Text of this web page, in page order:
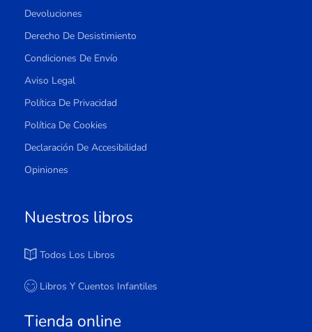
Devoluciones
Derecho De Desistimiento
Condiciones De Envío
Aviso Legal
Política De Privacidad
Política De Cookies
Declaración De Accesibilidad
Opiniones
Nuestros libros
Todos Los Libros
Libros Y Cuentos Infantiles
Tienda online